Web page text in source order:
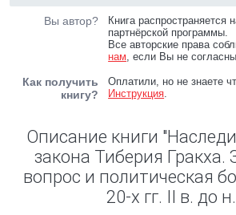
Вы автор?
Книга распространяется
партнёрской программы.
Все авторские права
нам, если Вы не
Как получить
книгу?
Оплатили, но не знаете
Инструкция.
Описание книги
закона Тиберия
вопрос и политическая
20-х гг. II в. до